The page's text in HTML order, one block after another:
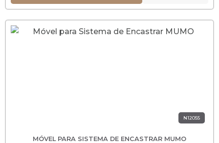
N12055
MÓVEL PARA SISTEMA DE ENCASTRAR MUMO